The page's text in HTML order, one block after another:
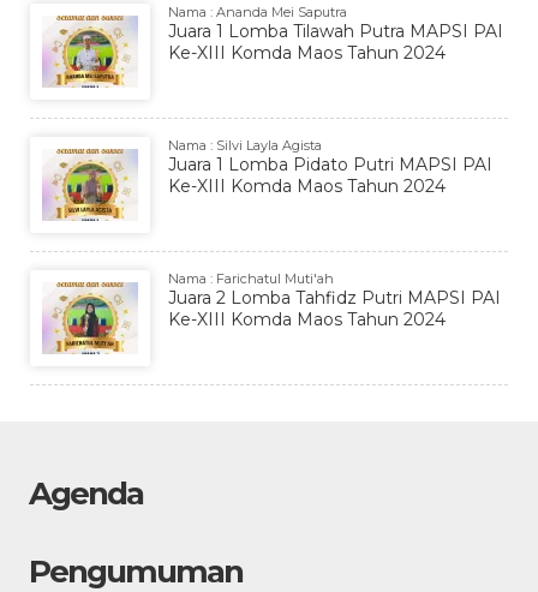
Nama : Ananda Mei Saputra
Juara 1 Lomba Tilawah Putra MAPSI PAI
Ke-XIII Komda Maos Tahun 2024
Nama : Silvi Layla Agista
Juara 1 Lomba Pidato Putri MAPSI PAI
Ke-XIII Komda Maos Tahun 2024
Nama : Farichatul Muti'ah
Juara 2 Lomba Tahfidz Putri MAPSI PAI
Ke-XIII Komda Maos Tahun 2024
Agenda
Pengumuman